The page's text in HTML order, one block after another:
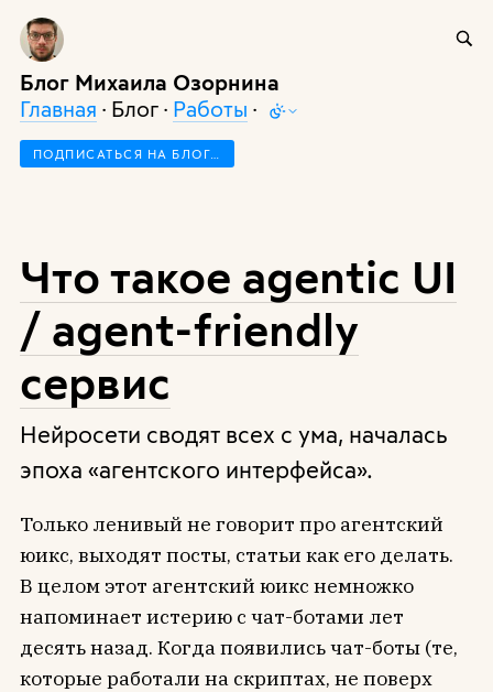
Блог Михаила Озорнина
Главная · Блог · Работы ·
ПОДПИСАТЬСЯ НА БЛОГ…
Что такое agentic UI
/ agent-friendly
сервис
Нейросети сводят всех с ума, началась
эпоха «агентского интерфейса».
Только ленивый не говорит про агентский
юикс, выходят посты, статьи как его делать.
В целом этот агентский юикс немножко
напоминает истерию с чат-ботами лет
десять назад. Когда появились чат-боты (те,
которые работали на скриптах, не поверх